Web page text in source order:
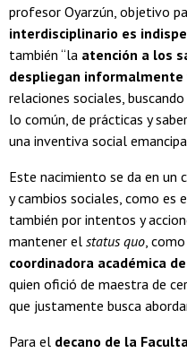
profesor Oyarzún, objetivo
interdisciplinario es
también “la atención a los
despliegan
relaciones sociales,
lo común, de prácticas y
una inventiva social
Este nacimiento se da en
y cambios sociales, como
también por intentos y
mantener el status quo ,
coordinadora académica
quien ofició de maestra de
que justamente busca
Para el decano de la